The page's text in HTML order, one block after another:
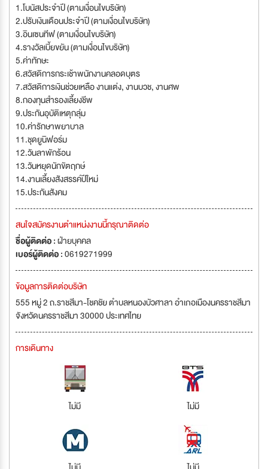
1.โบนัสประจำปี (ตามเงื่อนไขบริษัท)
2.ปรับเงินเดือนประจำปี (ตามเงื่อนไขบริษัท)
3.อินเซนทีฟ (ตามเงื่อนไขบริษัท)
4.รางวัลเบี้ยขยัน (ตามเงื่อนไขบริษัท)
5.ค่าทักษะ
6.สวัสดิการกระเช้าพนักงานคลอดบุตร
7.สวัสดิการเงินช่วยเหลือ งานแต่ง, งานบวช, งานศพ
8.กองทุนสำรองเลี้ยงชีพ
9.ประกันอุบัติเหตุกลุ่ม
10.ค่ารักษาพยาบาล
11.ชุดยูนิฟอร์ม
12.วันลาพักร้อน
13.วันหยุดนักขัตฤกษ์
14.งานเลี้ยงสังสรรค์ปีใหม่
15.ประกันสังคม
สนใจสมัครงานตำแหน่งงานนี้กรุณาติดต่อ
ชื่อผู้ติดต่อ :ฝ่ายบุคคล
เบอร์ผู้ติดต่อ :0619271999
ข้อมูลการติดต่อบริษัท
555 หมู่ 2 ถ.ราชสีมา-โชคชัย ตำบลหนองบัวศาลา อำเภอเมืองนครราชสีมา
จังหวัดนครราชสีมา 30000 ประเทศไทย
การเดินทาง
ไม่มี ไม่มี